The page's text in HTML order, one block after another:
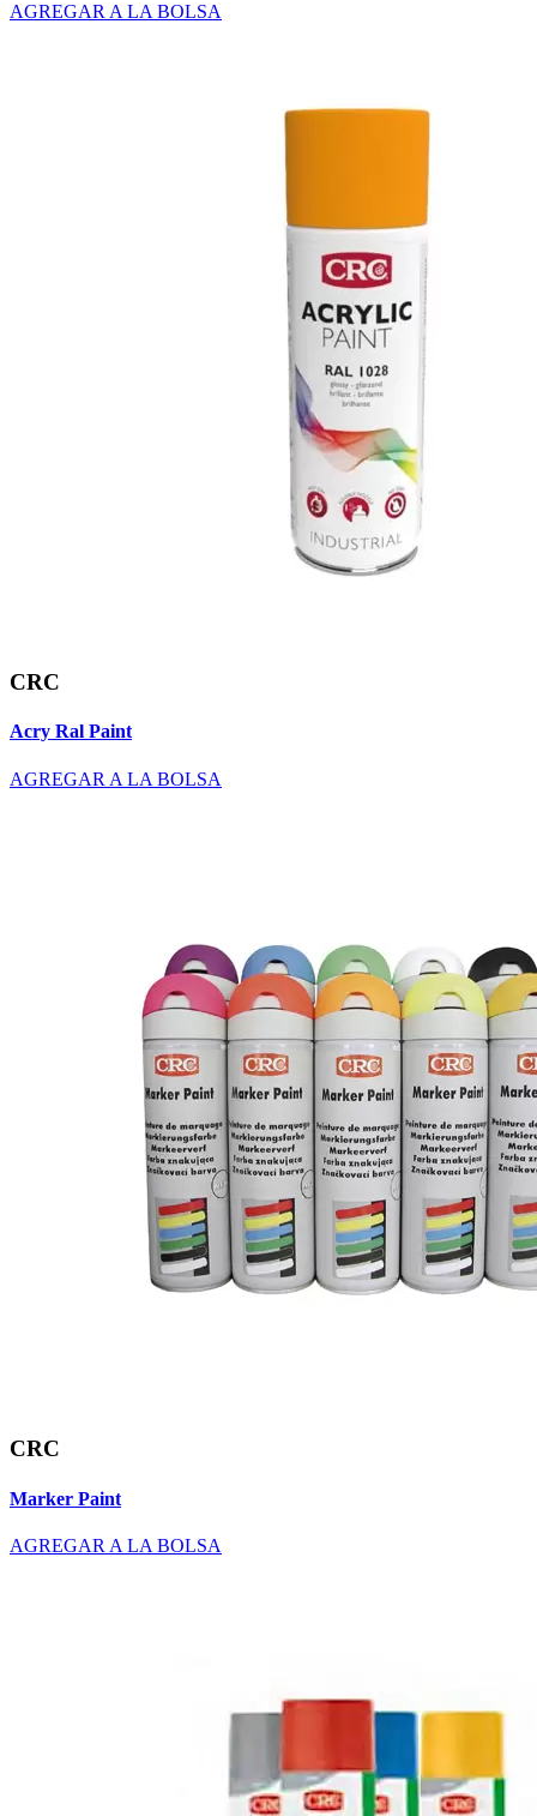
AGREGAR A LA BOLSA
CRC
Acry Ral Paint
AGREGAR A LA BOLSA
CRC
Marker Paint
AGREGAR A LA BOLSA